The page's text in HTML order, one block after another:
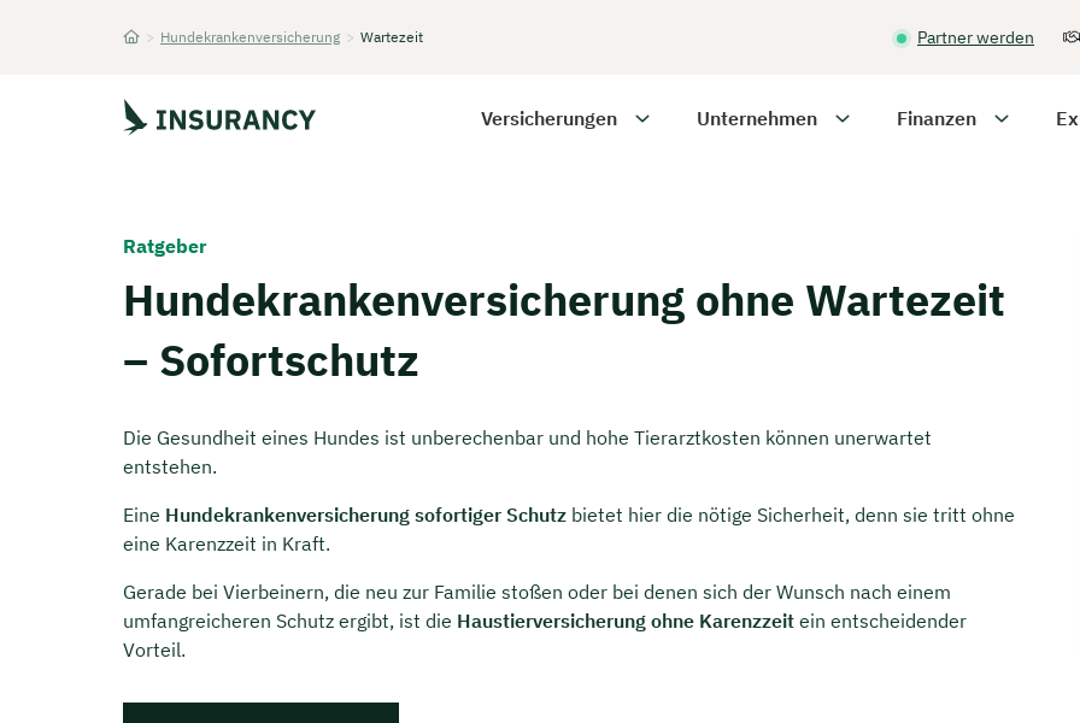
> Hundekrankenversicherung > Wartezeit Partner werden
Versicherungen Unternehmen Finanzen
Ratgeber
Hundekrankenversicherung ohne Wartezeit
– Sofortschutz
Die Gesundheit eines Hundes ist unberechenbar und hohe Tierarztkosten können unerwartet
entstehen.
Eine Hundekrankenversicherung sofortiger Schutz bietet hier die nötige Sicherheit, denn sie tritt ohne
eine Karenzzeit in Kraft.
Gerade bei Vierbeinern, die neu zur Familie stoßen oder bei denen sich der Wunsch nach einem
umfangreicheren Schutz ergibt, ist die Haustierversicherung ohne Karenzzeit ein entscheidender
Vorteil.